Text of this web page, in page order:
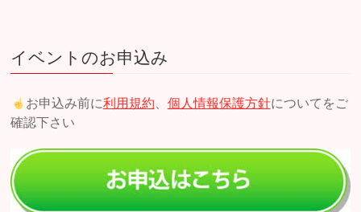
イベントのお申込み
お申込み前に利用規約 個人情報保護方針についてをご
確認下さい